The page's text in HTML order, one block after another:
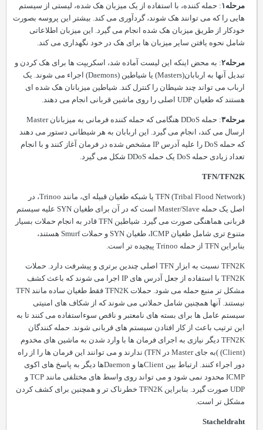
مرحله۱ : حمله کننده، با استفاده از یک میزبان هک شده، لیستی از سیستم
هاییرا که می توانند هک شوند، گردآوری می کند. بیشتر این پروسه بصورت
خودکار از طریق میزبان هک شده انجام می گیرد. این میزبان اطلاعاتی
شامل نحوه یافتن سایر میزبان ها برای هک در خود نگهداری می کند.
مرحله۲ : به محض اینکه این لیست آماده شد، اسکریپت ها برای هک کردن و
تبدیل آنها به اربابان(Masters) یا شیاطین (Daemons) اجراء می شوند. یک
ارباب می تواند چند شیطان را کنترل کند. شیاطین میزبانان هک شده ای
هستند که طغیانUDPاصلی را روی ماشین قربانی انجام می دهند.
مرحله۳ : حملهDDoSهنگامی که حمله کننده فرمانی به میزبانانMaster
ارسال می کند، انجام می گیرد. این اربابان به هر شیطانی دستور می دهند
که حملهDoSرا علیه آدرسIP مشخص شده در فرمان آغاز کنند و با انجام
تعداد زیادی حملهDoSیک حملهDDoSشکل می گیرد.
TFN/TFN2K
TFN(Tribal Flood Network
Trinoo، در
اصل یک حملهMaster/Slaveاست که در آن برای طغیانSYNعلیه سیستم
قربانی هماهنگی صورت می گیرد. شیاطینTFNقادر به انجام حملات بسیار
متنوع تری شامل طغیانICMP، طغیانSYNو حملاتSmurfهستند،
بنابراینTFNاز حملهTrinooپیچیده تر است.
TFN2Kنسبت به ابزار TFNاصلی چندین برتری و پیشرفت دارد. حملات
TFN2Kبا استفاده از جعل آدرس هایIP اجرا می شوند که باعث کشف
مشکل تر منبع حمله می شود. حملاتTFN2Kفقط طغیان ساده مانندTFN
نیستند. آنها همچنین شامل حملاتی می شوند که از شکاف های امنیتی
سیستم عامل ها برای بسته های نامعتبر و ناقص سوءاستفاده می کنند تا به
این ترتیب باعث از کار افتادن سیستم های قربانی شوند. حمله کنندگان
TFN2Kدیگر نیازی به اجرای فرمان ها با وارد شدن به ماشین های مخدوم
Client
)
)به جایMasterدر TFN) ندارند و می توانند این فرمان ها را از راه
دور اجراء کنند. ارتباط بینClientها وDaemonها دیگر به پاسخ های اکوی
ICMPمحدود نمی شود و می تواند روی واسط های مختلفی مانندTCPو
UDPصورت گیرد. بنابراینTFN2Kخطرناک تر و همچنین برای کشف کردن
مشکل تر است.
Stacheldraht